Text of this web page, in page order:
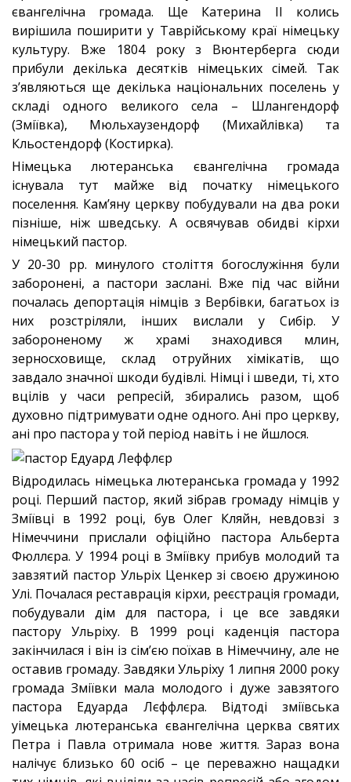
євангелічна громада. Ще Катерина II колись
вирішила поширити у Таврійському краї німецьку
культуру. Вже 1804 року з Вюнтерберга сюди
прибули декілька десятків німецьких сімей. Так
з’являються ще декілька національних поселень у
складі одного великого села – Шлангендорф
(Зміївка), Мюльхаузендорф (Михайлівка) та
Кльостендорф (Костирка).
Німецька лютеранська євангелічна громада
існувала тут майже від початку німецького
поселення. Кам’яну церкву побудували на два роки
пізніше, ніж шведську. А освячував обидві кірхи
німецький пастор.
У 20-30 рр. минулого століття богослужіння були
заборонені, а пастори заслані. Вже під час війни
почалась депортація німців з Вербівки, багатьох із
них розстріляли, інших вислали у Сибір. У
забороненому ж храмі знаходився млин,
зерносховище, склад отруйних хімікатів, що
завдало значної шкоди будівлі. Німці і шведи, ті, хто
вцілів у часи репресій, збирались разом, щоб
духовно підтримувати одне одного. Ані про церкву,
ані про пастора у той період навіть і не йшлося.
Відродилась німецька лютеранська громада у 1992
році. Перший пастор, який зібрав громаду німців у
Зміївці в 1992 році, був Олег Кляйн, невдовзі з
Німеччини прислали офіційно пастора Альберта
Фюллєра. У 1994 році в Зміївку прибув молодий та
завзятий пастор Ульріх Ценкер зі своєю дружиною
Улі. Почалася реставрація кірхи, реєстрація громади,
побудували дім для пастора, і це все завдяки
пастору Ульріху. В 1999 році каденція пастора
закінчилася і він із сім’єю поїхав в Німеччину, але не
оставив громаду. Завдяки Ульріху 1 липня 2000 року
громада Зміївки мала молодого і дуже завзятого
пастора Едуарда Лєффлєра. Відтоді зміївська
yімецька лютеранська євангелічна церква святих
Петра і Павла отримала нове життя. Зараз вона
налічує близько 60 осіб – це переважно нащадки